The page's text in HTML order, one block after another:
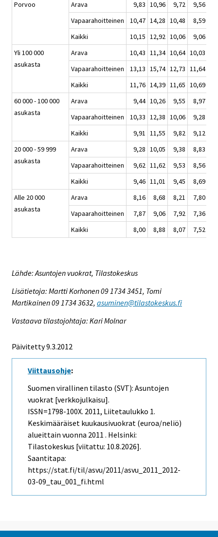
Porvoo
Arava 9,83 10,96 9,72
9,56
Vapaarahoitteinen
10,47 14,28 10,48
8,59
Kaikki
10,15 12,92 10,06
9,06
Yli 100 000
asukasta
Arava 10,43 11,34 10,64 10,03
Vapaarahoitteinen
13,13 15,74 12,73 11,64
Kaikki
11,76 14,39 11,65 10,69
60 000 - 100 000
asukasta
Arava 9,44 10,26 9,55
8,97
Vapaarahoitteinen
10,33 12,38 10,06
9,28
Kaikki
9,91 11,55 9,82
9,12
20 000 - 59 999
asukasta
Arava 9,28 10,05 9,38
8,83
Vapaarahoitteinen
9,62 11,62 9,53
8,56
Kaikki
9,46 11,01 9,45
8,69
Alle 20 000
asukasta
Arava 8,16 8,68 8,21
7,80
Vapaarahoitteinen
7,87 9,06 7,92
7,36
Kaikki
8,00 8,88 8,07 7,52
Lähde: Asuntojen vuokrat, Tilastokeskus
Lisätietoja: Martti Korhonen 09 1734 3451, Tomi
Martikainen 09 1734 3632, asuminen@tilastokeskus.fi
Vastaava tilastojohtaja: Kari Molnar
Päivitetty 9.3.2012
Viittausohje:
Suomen virallinen tilasto (SVT): Asuntojen
vuokrat [verkkojulkaisu].
ISSN=1798-100X. 2011, Liitetaulukko 1.
Keskimääräiset kuukausivuokrat (euroa/neliö)
alueittain vuonna 2011 . Helsinki:
Tilastokeskus [viitattu: 10.8.2026].
Saantitapa:
https://stat.fi/til/asvu/2011/asvu_2011_2012-
03-09_tau_001_fi.html